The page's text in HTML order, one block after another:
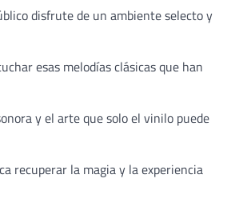
disfrute de un ambiente selecto y
esas melodías clásicas que han
y el arte que solo el vinilo puede
recuperar la magia y la experiencia